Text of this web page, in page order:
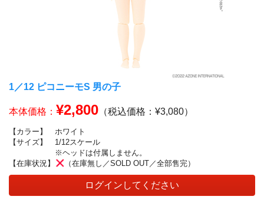
1／12 ピコニーモS 男の子
本体価格： ¥2,800 （税込価格：¥3,080）
【カラー】
ホワイト
【サイズ】
1/12スケール
※ヘッドは付属しません。
【在庫状況】
（在庫無し／SOLD OUT／全部售完）
ログインしてください